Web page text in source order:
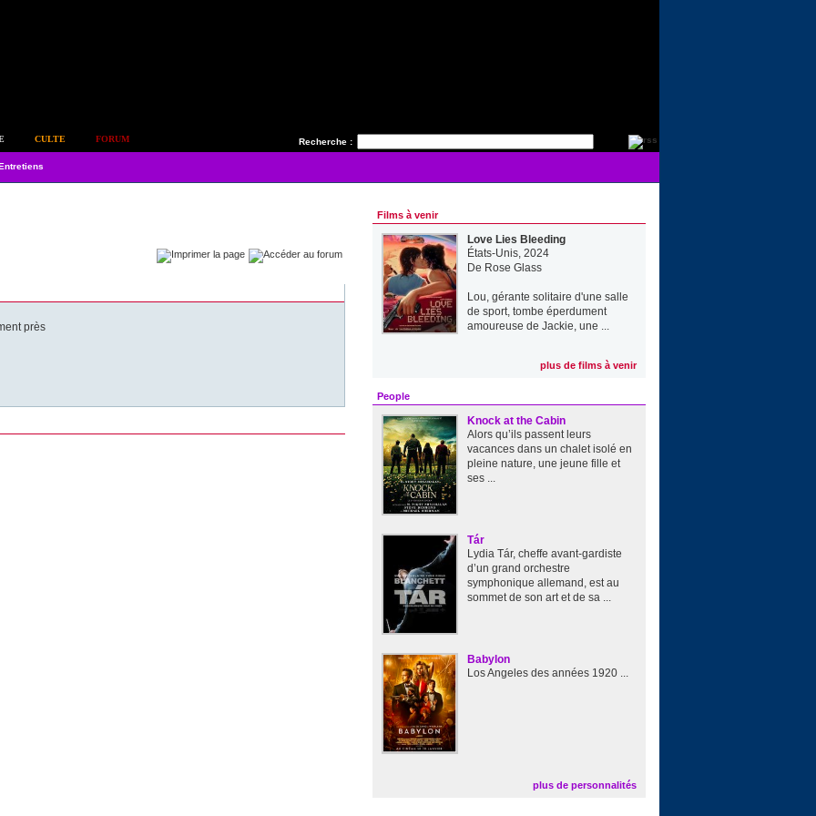
Recherche :
CULTE FORUM
près
Films à venir
Love Lies Bleeding
États-Unis, 2024
De Rose Glass
Lou, gérante solitaire d'une salle
de sport, tombe éperdument
amoureuse de Jackie, une ...
plus de films à venir
People
Knock at the Cabin
Alors qu’ils passent leurs
vacances dans un chalet isolé en
pleine nature, une jeune fille et
ses ...
Tár
Lydia Tár, cheffe avant-gardiste
d’un grand orchestre
symphonique allemand, est au
sommet de son art et de sa ...
Babylon
Los Angeles des années 1920 ...
plus de personnalités